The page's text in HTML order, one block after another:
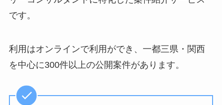
です。
利用はオンラインで利用ができ、一都三県・関西
を中心に300件以上の公開案件があります。